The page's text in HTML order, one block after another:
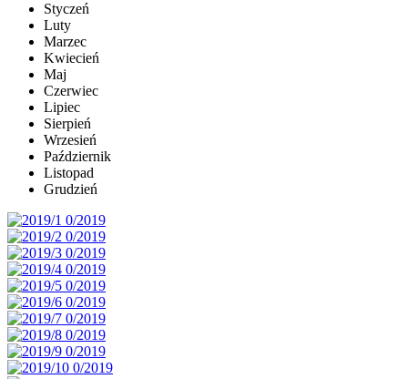
Styczeń
Luty
Marzec
Kwiecień
Maj
Czerwiec
Lipiec
Sierpień
Wrzesień
Październik
Listopad
Grudzień